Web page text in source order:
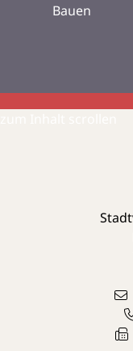
Bauen